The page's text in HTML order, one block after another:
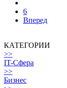
6
Вперед
КАТЕГОРИИ
>>
IT-Сфера
>>
Бизнес